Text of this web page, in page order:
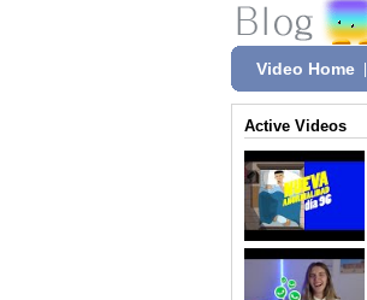
Video Home
Active Videos